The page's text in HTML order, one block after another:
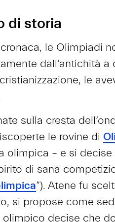
di storia
le Olimpiadi
dall’antichità a
le
sulla cresta
le rovine di
olimpica – e si
di sana
”). Atene fu
si propose come
decise che